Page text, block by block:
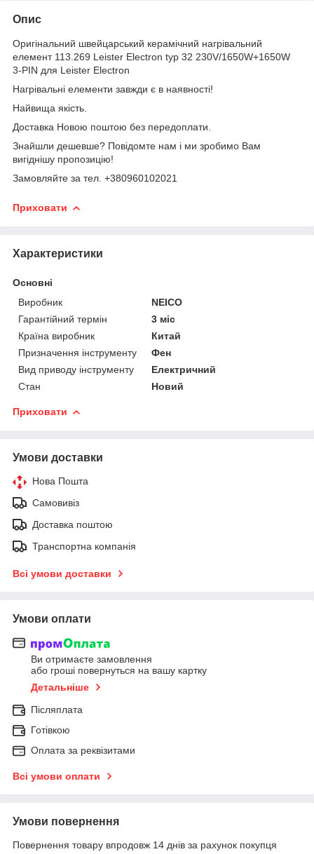
Опис
Оригінальний швейцарський керамічний нагрівальний
елемент 113.269 Leister Electron typ 32 230V/1650W+1650W
3-PIN для Leister Electron
Нагрівальні елементи завжди є в наявності!
Найвища якість.
Доставка Новою поштою без передоплати.
Знайшли дешевше? Повідомте нам і ми зробимо Вам
вигіднішу пропозицію!
Замовляйте за тел. +380960102021
Приховати
Характеристики
Основні
Виробник
NEICO
Гарантійний термін
3 міс
Країна виробник
Китай
Призначення інструменту
Фен
Вид приводу інструменту
Електричний
Стан
Новий
Приховати
Умови доставки
Нова Пошта
Самовивіз
Доставка поштою
Транспортна компанія
Всі умови доставки
Умови оплати
Ви отримаєте замовлення
або гроші повернуться на вашу картку
Детальніше
Післяплата
Готівкою
Оплата за реквізитами
Всі умови оплати
Умови повернення
Повернення товару впродовж 14 днів за рахунок покупця